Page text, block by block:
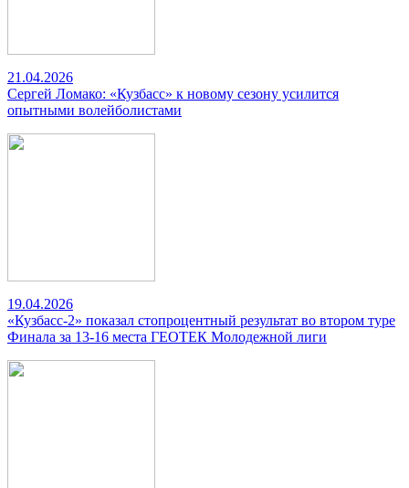
21.04.2026
Сергей Ломако: «Кузбасс» к новому сезону усилится
опытными волейболистами
19.04.2026
«Кузбасс-2» показал стопроцентный результат во втором туре
Финала за 13-16 места ГЕОТЕК Молодежной лиги